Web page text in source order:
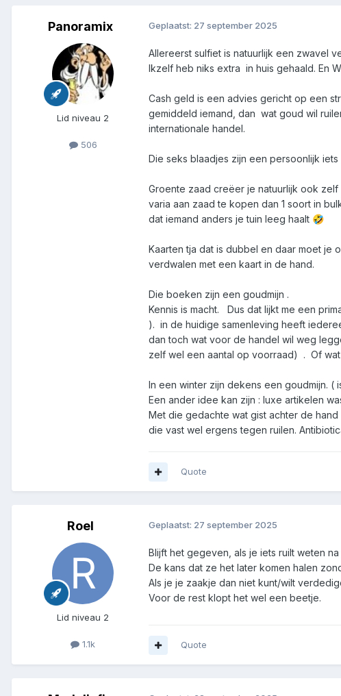
Panoramix
Lid niveau 2
506
Geplaatst: 27 september 2025
Allereerst sulfiet is natuurlijk een zwavel
Ikzelf heb niks extra in huis gehaald. En
Cash geld is een advies gericht op een
gemiddeld iemand, dan wat goud wil
internationale handel.
Die seks blaadjes zijn een persoonlijk iets
Groente zaad creëer je natuurlijk ook
varia aan zaad te kopen dan 1 soort in
dat iemand anders je tuin leeg haalt 🤣
Kaarten tja dat is dubbel en daar moet je
verdwalen met een kaart in de hand.
Die boeken zijn een goudmijn .
Kennis is macht. Dus dat lijkt me een
). in de huidige samenleving heeft
dan toch wat voor de handel wil weg
zelf wel een aantal op voorraad) . Of
In een winter zijn dekens een goudmijn. (
Een ander idee kan zijn : luxe artikelen
Met die gedachte wat gist achter de
die vast wel ergens tegen ruilen.
Quote
Roel
Lid niveau 2
1.1k
Geplaatst: 27 september 2025
Blijft het gegeven, als je iets ruilt weten
De kans dat ze het later komen halen
Als je je zaakje dan niet kunt/wilt
Voor de rest klopt het wel een beetje.
Quote